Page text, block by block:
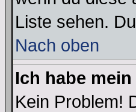
Liste sehen.
Nach oben
Ich habe
Kein Problem!